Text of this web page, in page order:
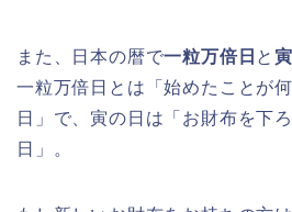
また、日本の暦で一粒万倍日 と
一粒万倍日とは「始めたことが
日」で、寅の日は「お財布を下
日」。